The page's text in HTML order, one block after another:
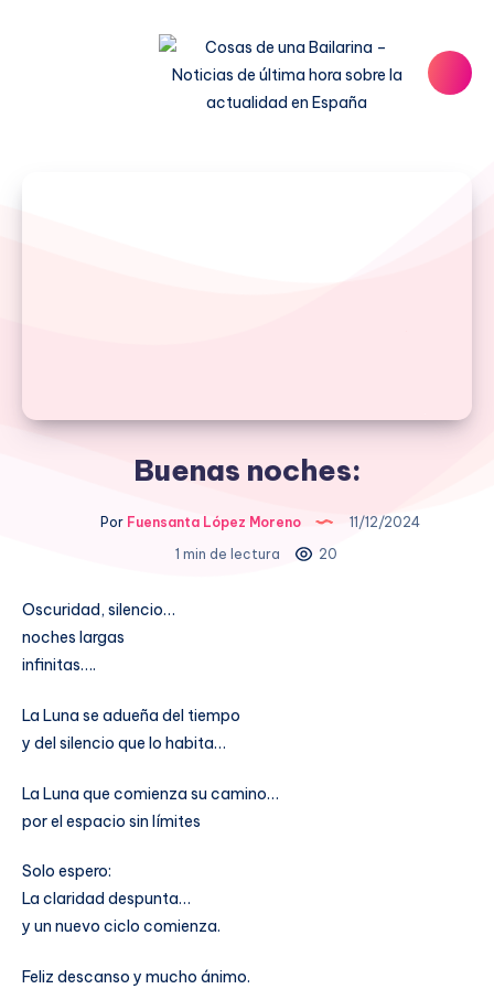
Buenas noches:
PorFuensanta López Moreno
11/12/2024
1 min de lectura
20
Oscuridad, silencio…
noches largas
infinitas….
La Luna se adueña del tiempo
y del silencio que lo habita…
La Luna que comienza su camino…
por el espacio sin límites
Solo espero:
La claridad despunta…
y un nuevo ciclo comienza.
Feliz descanso y mucho ánimo.